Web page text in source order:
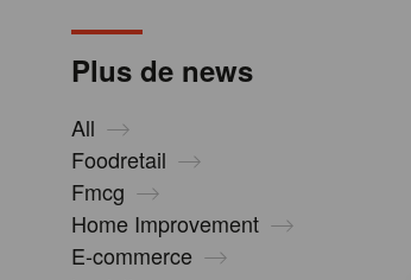
Plus de news
All
Foodretail
Fmcg
Home Improvement
E-commerce